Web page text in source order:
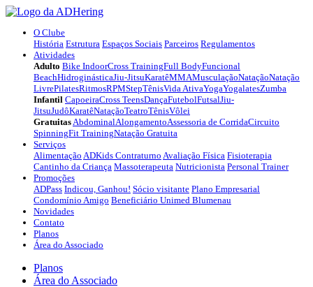
O Clube
História Estrutura Espaços Sociais Parceiros Regulamentos
Atividades
Adulto Bike IndoorCross TrainingFull BodyFuncional
BeachHidroginásticaJiu-JitsuKaratêMMAMusculaçãoNataçãoNatação
LivrePilatesRitmosRPMStepTênisVida AtivaYogaYogalatesZumba
Infantil CapoeiraCross TeensDançaFutebolFutsalJiu-
JitsuJudôKaratêNataçãoTeatroTênisVôlei
GratuitasAbdominalAlongamentoAssessoria de CorridaCircuito
SpinningFit TrainingNatação Gratuita
Serviços
Alimentação ADKids Contraturno Avaliação Física Fisioterapia
Cantinho da Criança Massoterapeuta Nutricionista Personal Trainer
Promoções
ADPass Indicou, Ganhou! Sócio visitante Plano Empresarial
Condomínio Amigo Beneficiário Unimed Blumenau
Novidades
Contato
Planos
Área do Associado
Planos
Área do Associado